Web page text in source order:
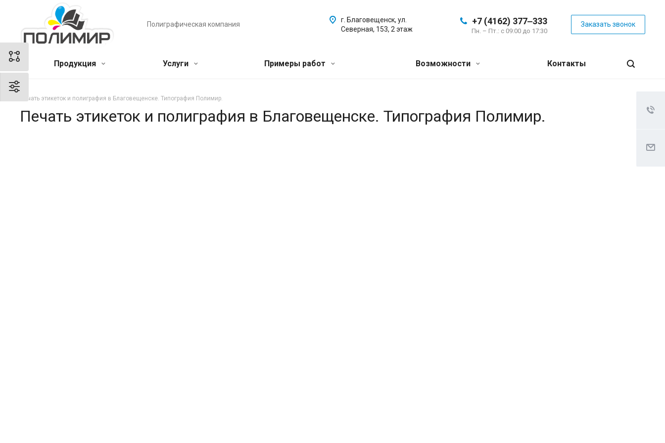
Полиграфическая компания +7 (4162) 377‒333
Пн. – Пт.: с 09:00 до 17:30
Заказать звонок
г. Благовещенск, ул.
Северная, 153, 2 этаж
Продукция Услуги Примеры работ Возможности Контакты
Печать этикеток и полиграфия в Благовещенске. Типография Полимир.
Печать этикеток и полиграфия в Благовещенске. Типография Полимир.